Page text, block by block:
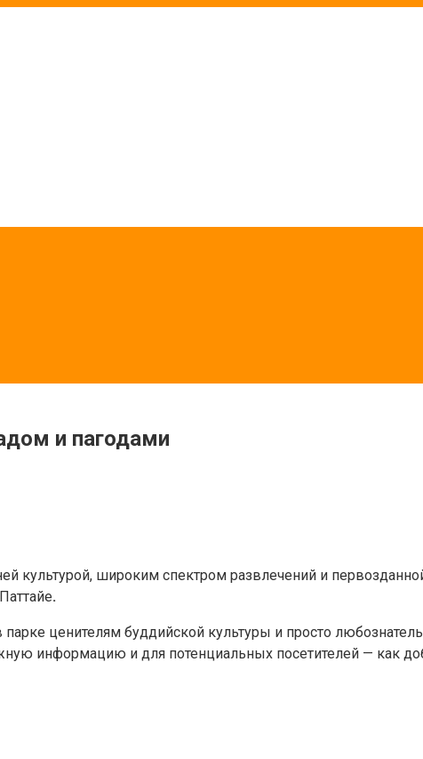
и пагодами
культурой, широким спектром развлечений и
.
ценителям буддийской культуры и просто
информацию и для потенциальных посетителей — как